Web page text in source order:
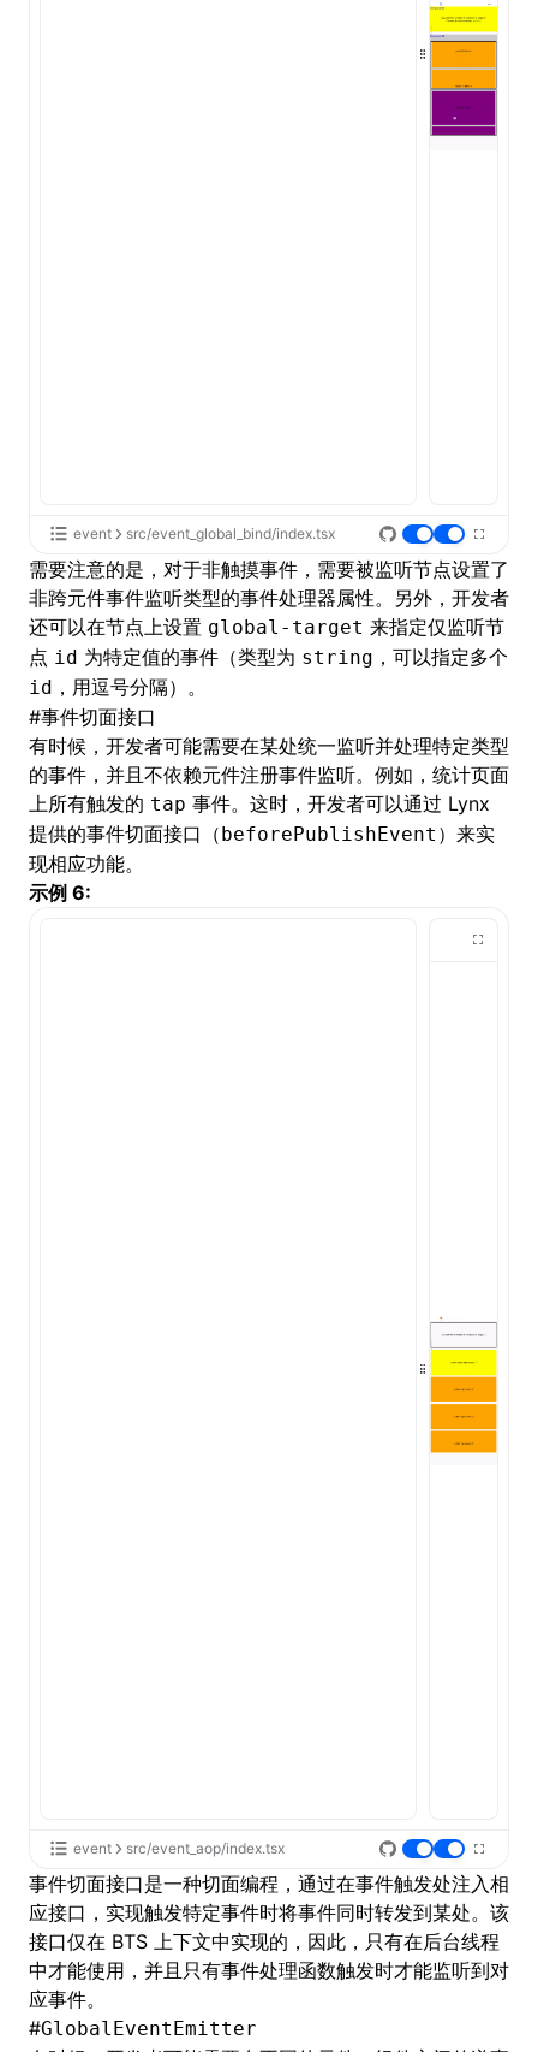
event src/event_global_bind/index.tsx
需要注意的是，对于非触摸事件 ，需要被监听节点设置了
非跨元件事件监听类型的事件处理器属性。另外，开发者
还可以在节点上设置 global-target 来指定仅监听节
点 id 为特定值的事件（类型为 string ，可以指定多个
id ，用逗号分隔）。
#事件切面接口
有时候，开发者可能需要在某处统一监听并处理特定类型
的事件，并且不依赖元件注册事件监听。例如，统计页面
上所有触发的 tap 事件。这时，开发者可以通过 Lynx
提供的事件切面接口（beforePublishEvent ）来实
现相应功能。
示例 6:
event src/event_aop/index.tsx
事件切面接口是一种切面编程，通过在事件触发处注入相
应接口，实现触发特定事件时将事件同时转发到某处。该
接口仅在 BTS 上下文中实现的，因此，只有在后台线程
中才能使用，并且只有事件处理函数触发时才能监听到对
应事件。
#GlobalEventEmitter